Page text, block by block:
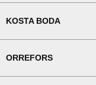
KOSTA BODA
ORREFORS